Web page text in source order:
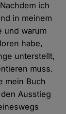
ich
in meinem
und warum
habe,
unterstellt,
muss.
mein Buch
Ausstieg